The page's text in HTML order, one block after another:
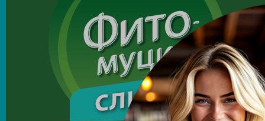
Made in the UK